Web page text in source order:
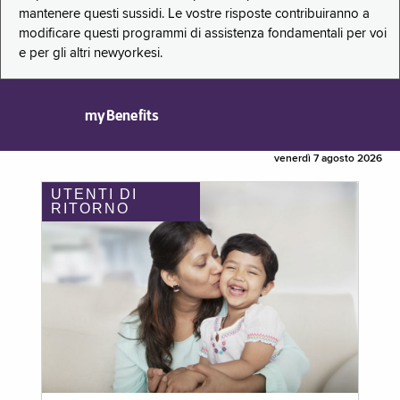
mantenere questi sussidi. Le vostre risposte contribuiranno a
modificare questi programmi di assistenza fondamentali per voi
e per gli altri newyorkesi.
myBenefits
venerdì 7 agosto 2026
UTENTI DI
RITORNO